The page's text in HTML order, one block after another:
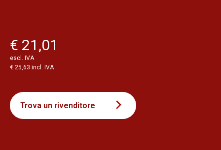
€ 21,01
escl. IVA
€ 25,63 incl. IVA
Trova un rivenditore